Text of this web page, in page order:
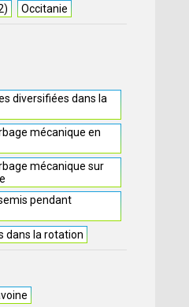
Occitanie
diversifiées dans la
mécanique en
mécanique sur
pendant
dans la rotation